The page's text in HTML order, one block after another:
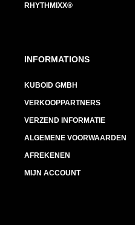
RHYTHMIXX®
INFORMATIONS
KUBOID GMBH
VERKOOPPARTNERS
VERZEND INFORMATIE
ALGEMENE VOORWAARDEN
AFREKENEN
MIJN ACCOUNT